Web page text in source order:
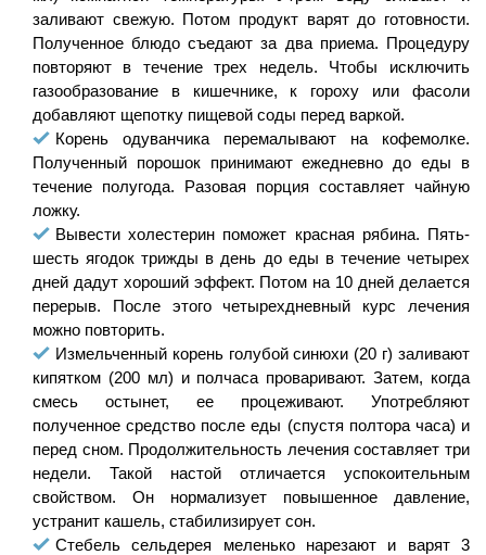
заливают свежую. Потом продукт варят до готовности.
Полученное блюдо съедают за два приема. Процедуру
повторяют в течение трех недель. Чтобы исключить
газообразование в кишечнике, к гороху или фасоли
добавляют щепотку пищевой соды перед варкой.
Корень одуванчика перемалывают на кофемолке.
Полученный порошок принимают ежедневно до еды в
течение полугода. Разовая порция составляет чайную
ложку.
Вывести холестерин поможет красная рябина. Пять-
шесть ягодок трижды в день до еды в течение четырех
дней дадут хороший эффект. Потом на 10 дней делается
перерыв. После этого четырехдневный курс лечения
можно повторить.
Измельченный корень голубой синюхи (20 г) заливают
кипятком (200 мл) и полчаса проваривают. Затем, когда
смесь остынет, ее процеживают. Употребляют
полученное средство после еды (спустя полтора часа) и
перед сном. Продолжительность лечения составляет три
недели. Такой настой отличается успокоительным
свойством. Он нормализует повышенное давление,
устранит кашель, стабилизирует сон.
Стебель сельдерея меленько нарезают и варят 3